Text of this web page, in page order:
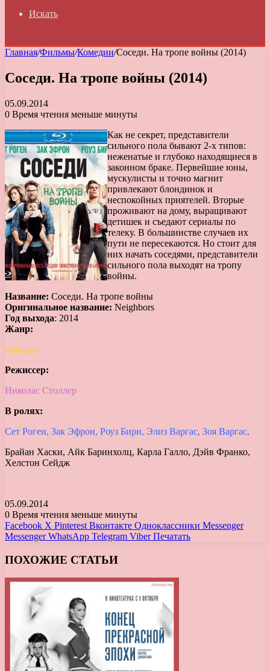
Искать
Главная/Фильмы/Комедии/Соседи. На тропе войны (2014)
Соседи. На тропе войны (2014)
05.09.2014
0 Время чтения меньше минуты
Как не секрет, представители
сильного пола бывают 2-х типов:
неженатые и глубоко находящиеся в
законном браке. Первейшие юны,
мускулисты и точно магнит
привлекают блондинок и
неспокойных приятелей. Вторые
проживают на дому, выращивают
детишек и съедают сериалы по
телеку. В большинстве случаев их
пути не пересекаются. Но стоит для
них начать соседями, представители
сильного пола выходят на тропу
войны.
Название: Соседи. На тропе войны
Оригинальное название: Neighbors
Год выхода: 2014
Жанр:
комедия
Режиссер:
Николас Столлер
В ролях:
Сет Роген, Зак Эфрон, Роуз Бирн, Элиз Варгас, Зоя Варгас,
Брайан Хаски, Айк Баринхолц, Карла Галло, Дэйв Франко,
Хелстон Сейдж
05.09.2014
0 Время чтения меньше минуты
Facebook X Pinterest Вконтакте Одноклассники Messenger
Messenger WhatsApp Telegram Viber Печатать
ПОХОЖИЕ СТАТЬИ